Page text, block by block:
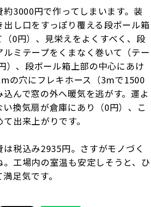
約3000円で作ってしまいます。装
出し口をすっぽり覆える段ボール箱
（0円）、見栄えをよくすべく、段
ルミテープをくまなく巻いて（テー
）、段ボール箱上部の中心にあけ
の穴にフレキホース（3mで1500
込んで窓の外へ暖気を逃がす。運よ
い換気扇が倉庫にあり（0円）、こ
出来上がりです。
は税込み2935円。さすがモノづく
。工場内の室温も安定しそうと、ひ
足気です。